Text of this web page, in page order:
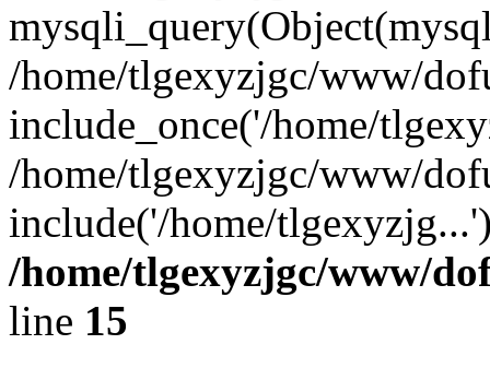
/home/tlgexyzjgc/www/
include_once('/home/
/home/tlgexyzjgc/www/
include('/home/
/home/tlgexyzjgc/www/
line 15